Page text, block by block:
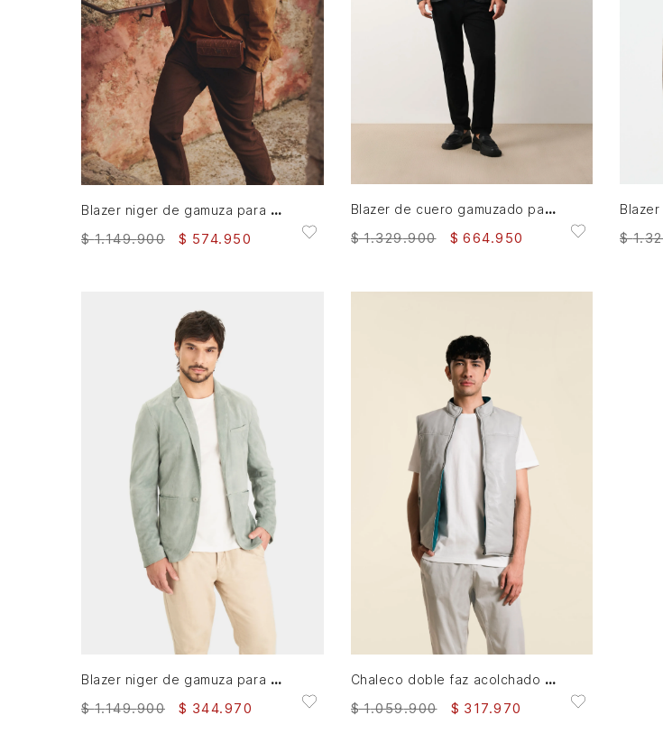
S M L XL XXL
AGREGAR AL CARRITO
Blazer niger de gamuza para hombre fit semi ajustado
$ 1.149.900 $ 574.950
L
Blazer de cuero gamuzado para hombre Sole
$ 1.329.900 $ 664.950 $ 1.
M XXL
AGREGAR AL CARRITO
Blazer niger de gamuza para hombre fit semi ajustado
$ 1.149.900 $ 344.970
S M L
AGREGAR AL CARRITO
Chaleco doble faz acolchado para hombre en poliéster y cuero
$ 1.059.900 $ 317.970